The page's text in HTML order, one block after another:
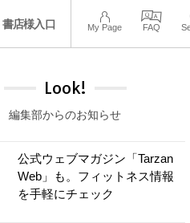
書店様入口 My Page FAQ
Look!
編集部からのお知らせ
公式ウェブマガジン「Tarzan
Web」も。フィットネス情報
を手軽にチェック